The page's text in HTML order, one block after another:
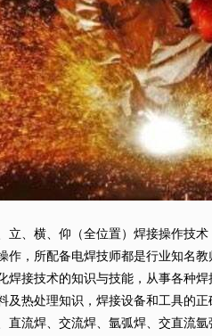
横、仰（全位置）焊接操作技术
，所配备电焊技师都是行业知名
技术的知识与技能，从事各种焊
热处理知识，焊接设备和工具的正
焊、交流焊、氩弧焊、交直流氩